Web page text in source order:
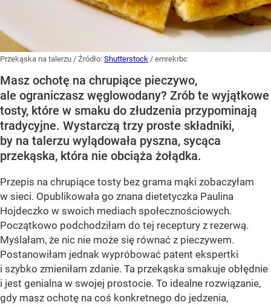
Przekąska na talerzu / Źródło: Shutterstock / emrekrbc
Masz ochotę na chrupiące pieczywo,
ale ograniczasz węglowodany? Zrób te wyjątkowe
tosty, które w smaku do złudzenia przypominają
tradycyjne. Wystarczą trzy proste składniki,
by na talerzu wylądowała pyszna, sycąca
przekąska, która nie obciąża żołądka.
Przepis na chrupiące tosty bez grama mąki zobaczyłam
w sieci. Opublikowała go znana dietetyczka Paulina
Hojdeczko w swoich mediach społecznościowych.
Początkowo podchodziłam do tej receptury z rezerwą.
Myślałam, że nic nie może się równać z pieczywem.
Postanowiłam jednak wypróbować patent ekspertki
i szybko zmieniłam zdanie. Ta przekąska smakuje obłędnie
i jest genialna w swojej prostocie. To idealne rozwiązanie,
gdy masz ochotę na coś konkretnego do jedzenia,